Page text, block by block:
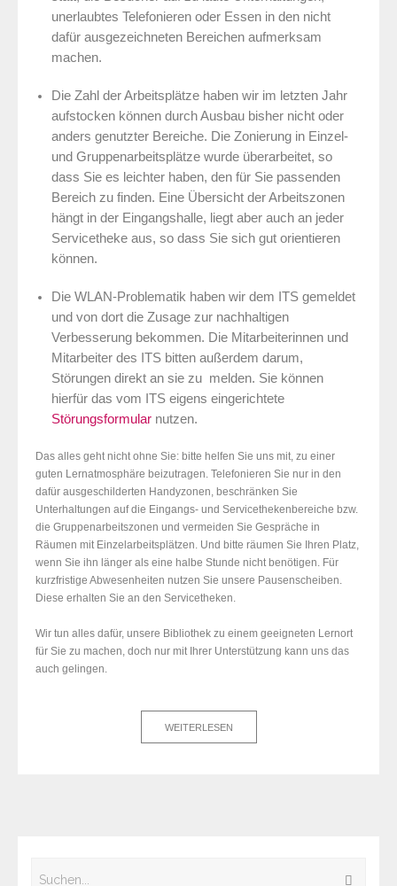
unerlaubtes Telefonieren oderEssen in den nicht
dafür ausgezeichneten Bereichen aufmerksam
machen.
Die Zahl der Arbeitsplätze haben wir im letzten Jahr
aufstocken können durch Ausbau bisher nicht oder
anders genutzter Bereiche. Die Zonierung in Einzel-
und Gruppenarbeitsplätze wurde überarbeitet, so
dass Sie es leichter haben, den für Sie passenden
Bereich zu finden. Eine Übersicht der Arbeitszonen
hängt in der Eingangshalle, liegt aber auch an jeder
Servicetheke aus, so dass Sie sich gut orientieren
können.
Die WLAN-Problematik haben wir dem ITS gemeldet
und von dort die Zusage zur nachhaltigen
Verbesserung bekommen. Die Mitarbeiterinnen und
Mitarbeiter des ITS bitten außerdem darum,
Störungen direkt an sie zu melden. Sie können
hierfür das vom ITS eigens eingerichtete
Störungsformularnutzen.
Das alles geht nicht ohne Sie: bitte helfen Sie uns mit, zu einer
guten Lernatmosphäre beizutragen. Telefonieren Sie nur in den
dafür ausgeschilderten Handyzonen, beschränken Sie
Unterhaltungen auf die Eingangs- und Servicethekenbereiche bzw.
die Gruppenarbeitszonen und vermeiden Sie Gespräche in
Räumen mit Einzelarbeitsplätzen. Und bitte räumen Sie Ihren Platz,
wenn Sie ihn länger als eine halbe Stunde nicht benötigen. Für
kurzfristige Abwesenheiten nutzen Sie unsere Pausenscheiben.
Diese erhalten Sie an den Servicetheken.
Wir tun alles dafür, unsere Bibliothek zu einem geeigneten Lernort
für Sie zu machen, doch nur mit Ihrer Unterstützung kann uns das
auch gelingen.
WEITERLESEN